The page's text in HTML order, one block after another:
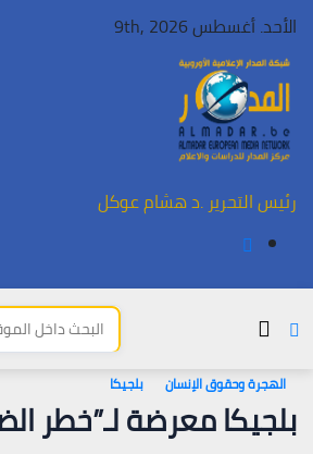
Skip
content
الأحد. أغسطس 9th, 2026
رئيس التحرير .د هشام عوكل
الهجرة وحقوق الإنسان بلجيكا
بلجيكا معرضة لـ”خطر